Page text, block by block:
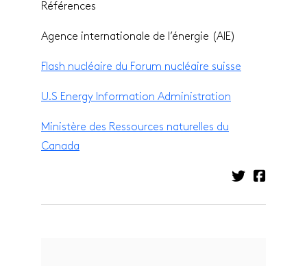
Références
Agence internationale de l’énergie (AIE)
Flash nucléaire du Forum nucléaire suisse
U.S Energy Information Administration
Ministère des Ressources naturelles du
Canada